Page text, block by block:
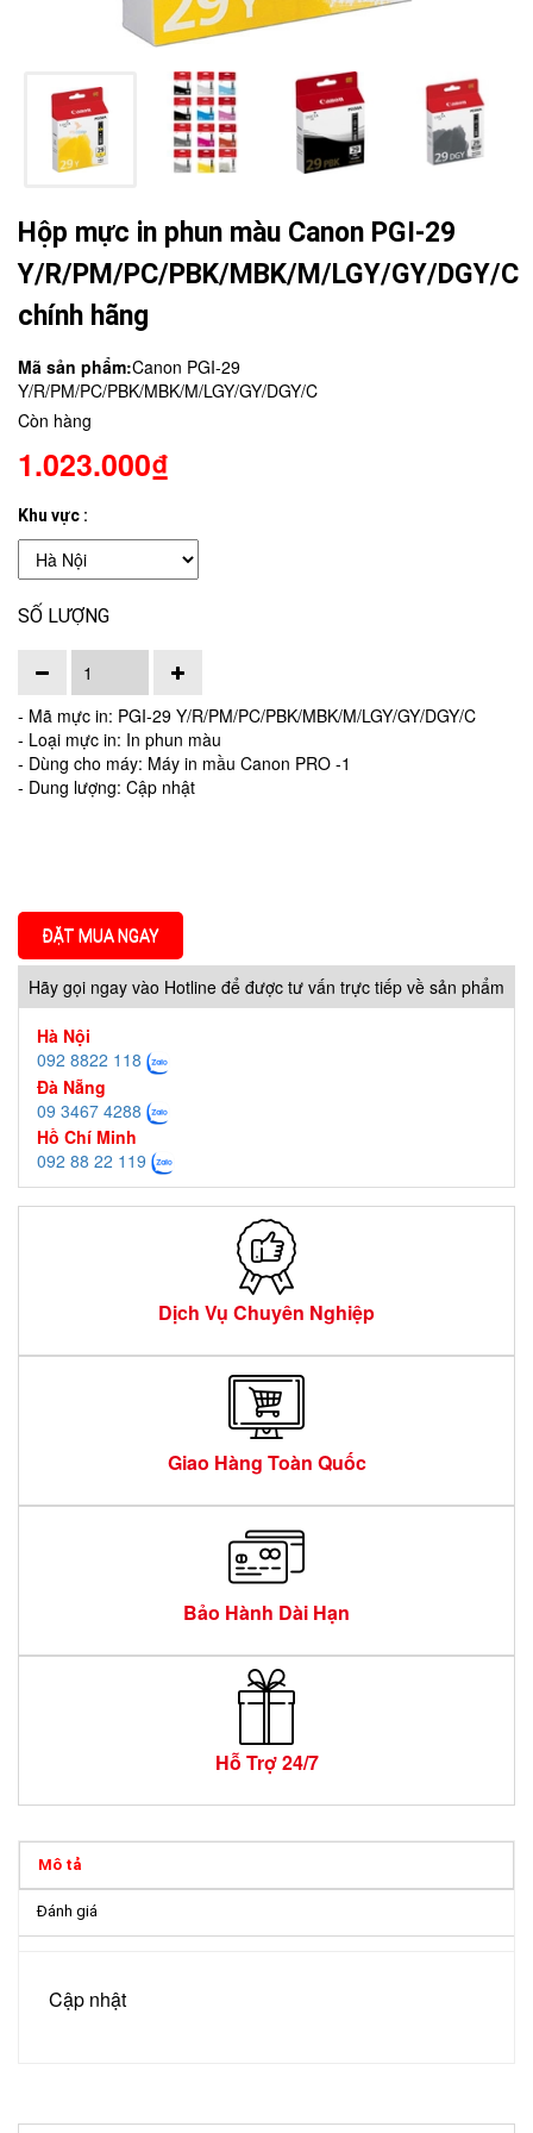
Hộp mực in phun màu Canon PGI-29
Y/R/PM/PC/PBK/MBK/M/LGY/GY/DGY/C
chính hãng
Mã sản phẩm:Canon PGI-29
Y/R/PM/PC/PBK/MBK/M/LGY/GY/DGY/C
Còn hàng
1.023.000₫
Khu vực :
SỐ LƯỢNG
- Mã mực in: PGI-29 Y/R/PM/PC/PBK/MBK/M/LGY/GY/DGY/C
- Loại mực in: In phun màu
- Dùng cho máy: Máy in mầu Canon PRO -1
- Dung lượng: Cập nhật
ĐẶT MUA NGAY
Hãy gọi ngay vào Hotline để được tư vấn trực tiếp về sản phẩm
Hà Nội
092 8822 118
Đà Nẵng
09 3467 4288
Hồ Chí Minh
092 88 22 119
Dịch Vụ Chuyên Nghiệp
Giao Hàng Toàn Quốc
Bảo Hành Dài Hạn
Hỗ Trợ 24/7
Mô tả
Đánh giá
Cập nhật